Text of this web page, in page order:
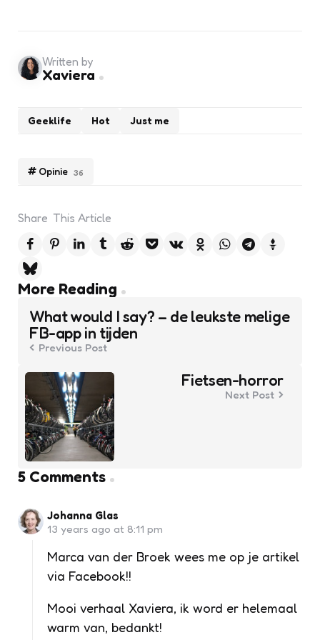
Opinie 36
Geeklife Hot Just me
Written by
Xaviera
Share This Article
More Reading
Post
navigation
What would I say? – de leukste melige
FB-app in tijden
Previous Post
Fietsen-horror
Next Post
5 Comments
Johanna Glas
13 years ago at 8:11 pm
Marca van der Broek wees me op je artikel
via Facebook!!
Mooi verhaal Xaviera, ik word er helemaal
warm van, bedankt!